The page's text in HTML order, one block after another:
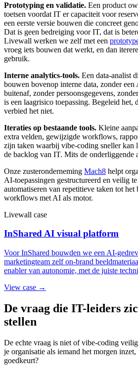
Prototyping en validatie. Een product
toetsen voordat IT er capaciteit voor
een eerste versie bouwen die concreet
Dat is geen bedreiging voor IT, dat is
Livewall werken we zelf met een
vroeg iets bouwen dat werkt, en dan
gebruik.
Interne analytics-tools. Een data-analist
bouwen bovenop interne data, zonder
buitenaf, zonder persoonsgegevens,
is een laagrisico toepassing. Begeleid het,
verbied het niet.
Iteraties op bestaande tools. Kleine
extra velden, gewijzigde workflows,
zijn taken waarbij vibe-coding sneller kan
de backlog van IT. Mits de onderliggende
Onze zusteronderneming Mach8 helpt
AI-toepassingen gestructureerd en veilig
automatiseren van repetitieve taken tot
workflows met AI als motor.
Livewall case
InShared AI visual platform
Voor InShared bouwden we een AI-
marketingteam zelf on-brand
enabler van autonomie, met de juiste
View case →
De vraag die IT-leiders
stellen
De echte vraag is niet of vibe-coding
je organisatie als iemand het morgen
goedkeurt?